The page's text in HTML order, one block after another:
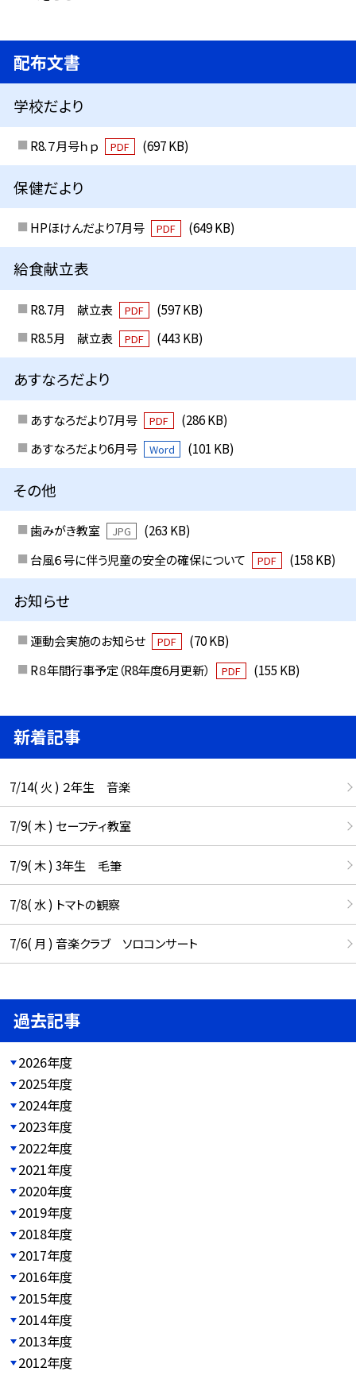
配布文書
学校だより
R8.７月号ｈｐ PDF (697 KB)
保健だより
HPほけんだより7月号 PDF (649 KB)
給食献立表
R8.7月 献立表 PDF
(597 KB)
R8.5月 献立表
PDF (443 KB)
あすなろだより
あすなろだより7月号 PDF
(286 KB)
あすなろだより6月号
Word (101 KB)
その他
歯みがき教室 JPG
(263 KB)
台風６号に伴う児童の安全の確保について
PDF (158 KB)
お知らせ
運動会実施のお知らせ PDF
(70 KB)
R８年間行事予定（R8年度6月更新）
PDF (155 KB)
新着記事
7/14( 火 ) ２年生 音楽
7/9( 木 ) セーフティ教室
7/9( 木 ) 3年生 毛筆
7/8( 水 ) トマトの観察
7/6( 月 ) 音楽クラブ ソロコンサート
過去記事
2026年度
2025年度
2024年度
2023年度
2022年度
2021年度
2020年度
2019年度
2018年度
2017年度
2016年度
2015年度
2014年度
2013年度
2012年度